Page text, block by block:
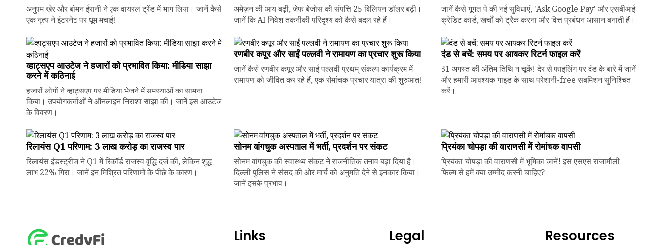
अनुपम खेर और बोमन ईरानी ने एक वायरल ट्रेंड में भाग लिया। जानें कैसे
एक नृत्य ने इंटरनेट पर धूम मचाई!
अमेज़न की आय बढ़ी, जेफ बेजोस की संपत्ति 25 बिलियन डॉलर बढ़ी।
जानें कि AI निवेश तकनीकी परिदृश्य को कैसे बदल रहे हैं।
जानें कैसे गूगल पे की नई सुविधाएं, 'Ask Google Pay' और एसबीआई
क्रेडिट कार्ड, खर्चों को ट्रैक करना और वित्त प्रबंधन आसान बनाती हैं।
व्हाट्सएप आउटेज ने हजारों को प्रभावित किया: मीडिया साझा
करने में कठिनाई
हजारों लोगों ने व्हाट्सएप पर मीडिया भेजने में समस्याओं का सामना
किया। उपयोगकर्ताओं ने ऑनलाइन निराशा साझा की। जानें इस आउटेज
के विवरण।
रणबीर कपूर और साईं पल्लवी ने रामायण का प्रचार शुरू किया
जानें कैसे रणबीर कपूर और साईं पल्लवी प्रथम् संकल्प कार्यक्रम में
रामायण को जीवित कर रहे हैं, एक रोमांचक प्रचार यात्रा की शुरुआत!
दंड से बचें: समय पर आयकर रिटर्न फाइल करें
31 अगस्त की अंतिम तिथि न चूकें! देर से फाइलिंग पर दंड के बारे में जानें
और हमारी आवश्यक गाइड के साथ परेशानी-free सबमिशन सुनिश्चित
करें।
रिलायंस Q1 परिणाम: ₹3 लाख करोड़ का राजस्व पार
रिलायंस इंडस्ट्रीज ने Q1 में रिकॉर्ड राजस्व वृद्धि दर्ज की, लेकिन शुद्ध
लाभ 22% गिरा। जानें इन मिश्रित परिणामों के पीछे के कारण।
सोनम वांगचुक अस्पताल में भर्ती, प्रदर्शन पर संकट
सोनम वांगचुक की स्वास्थ्य संकट ने राजनीतिक तनाव बढ़ा दिया है।
दिल्ली पुलिस ने संसद की ओर मार्च को अनुमति देने से इनकार किया।
जानें इसके प्रभाव।
प्रियंका चोपड़ा की वाराणसी में रोमांचक वापसी
प्रियंका चोपड़ा की वाराणसी में भूमिका जानें! इस एसएस राजामौली
फिल्म से हमें क्या उम्मीद करनी चाहिए?
Links Legal Resources